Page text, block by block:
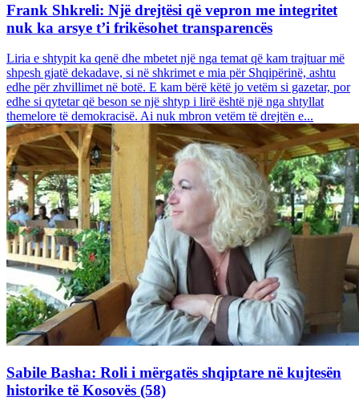
Frank Shkreli: Një drejtësi që vepron me integritet
nuk ka arsye t’i frikësohet transparencës
Liria e shtypit ka qenë dhe mbetet një nga temat që kam trajtuar më
shpesh gjatë dekadave, si në shkrimet e mia për Shqipërinë, ashtu
edhe për zhvillimet në botë. E kam bërë këtë jo vetëm si gazetar, por
edhe si qytetar që beson se një shtyp i lirë është një nga shtyllat
themelore të demokracisë. Ai nuk mbron vetëm të drejtën e...
Sabile Basha: Roli i mërgatës shqiptare në kujtesën
historike të Kosovës (58)